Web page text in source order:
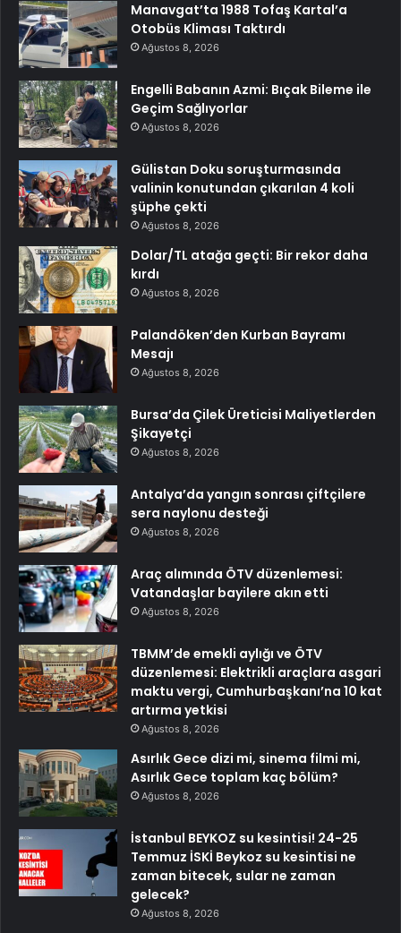
Manavgat’ta 1988 Tofaş Kartal’a
Otobüs Kliması Taktırdı
Ağustos 8, 2026
Engelli Babanın Azmi: Bıçak Bileme ile
Geçim Sağlıyorlar
Ağustos 8, 2026
Gülistan Doku soruşturmasında
valinin konutundan çıkarılan 4 koli
şüphe çekti
Ağustos 8, 2026
Dolar/TL atağa geçti: Bir rekor daha
kırdı
Ağustos 8, 2026
Palandöken’den Kurban Bayramı
Mesajı
Ağustos 8, 2026
Bursa’da Çilek Üreticisi Maliyetlerden
Şikayetçi
Ağustos 8, 2026
Antalya’da yangın sonrası çiftçilere
sera naylonu desteği
Ağustos 8, 2026
Araç alımında ÖTV düzenlemesi:
Vatandaşlar bayilere akın etti
Ağustos 8, 2026
TBMM’de emekli aylığı ve ÖTV
düzenlemesi: Elektrikli araçlara asgari
maktu vergi, Cumhurbaşkanı’na 10 kat
artırma yetkisi
Ağustos 8, 2026
Asırlık Gece dizi mi, sinema filmi mi,
Asırlık Gece toplam kaç bölüm?
Ağustos 8, 2026
İstanbul BEYKOZ su kesintisi! 24-25
Temmuz İSKİ Beykoz su kesintisi ne
zaman bitecek, sular ne zaman
gelecek?
Ağustos 8, 2026